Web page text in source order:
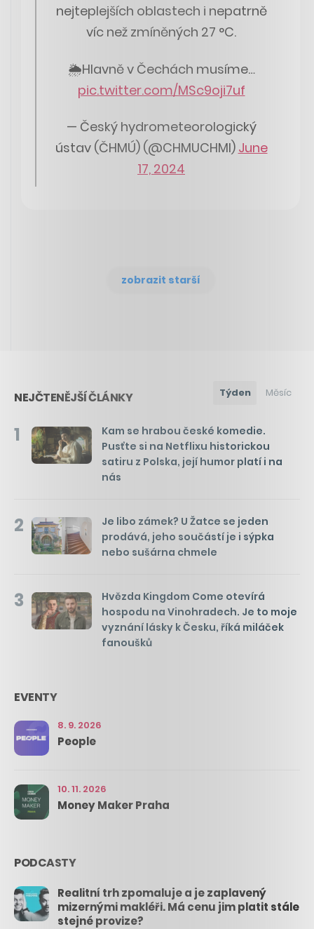
nejteplejších oblastech i nepatrně
víc než zmíněných 27 °C.
🌦Hlavně v Čechách musíme…
pic.twitter.com/MSc9oji7uf
— Český hydrometeorologický
ústav (ČHMÚ) (@CHMUCHMI) June
17, 2024
zobrazit starší
NEJČTENĚJŠÍ ČLÁNKY Týden Měsíc
1
Kam se hrabou české komedie.
Pusťte si na Netflixu historickou
satiru z Polska, její humor platí i na
nás
2
Je libo zámek? U Žatce se jeden
prodává, jeho součástí je i sýpka
nebo sušárna chmele
3
Hvězda Kingdom Come otevírá
hospodu na Vinohradech. Je to moje
vyznání lásky k Česku, říká miláček
fanoušků
EVENTY
8. 9. 2026
People
10. 11. 2026
Money Maker Praha
PODCASTY
Realitní trh zpomaluje a je zaplavený
mizernými makléři. Má cenu jim platit stále
stejné provize?